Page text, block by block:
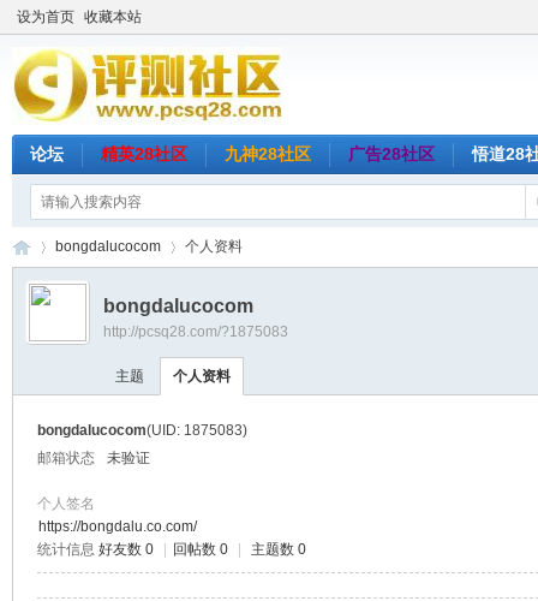
设为首页 收藏本站
论坛 精英28社区 九神28社区 广告28社区 悟道28
›
bongdalucocom 个人资料
bongdalucocom
http://pcsq28.com/?1875083
主题 个人资料
bongdalucocom(UID: 1875083)
邮箱状态
未验证
个人签名
https://bongdalu.co.com/
统计信息 好友数 0 回帖数 0 主题数 0